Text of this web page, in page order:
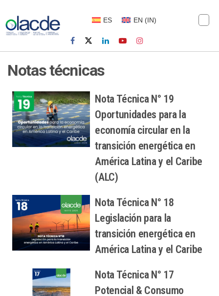
ES EN (IN)
Notas técnicas
Nota Técnica N° 19
Oportunidades para la
economía circular en la
transición energética en
América Latina y el Caribe
(ALC)
Nota Técnica N° 18
Legislación para la
transición energética en
América Latina y el Caribe
Nota Técnica N° 17
Potencial & Consumo